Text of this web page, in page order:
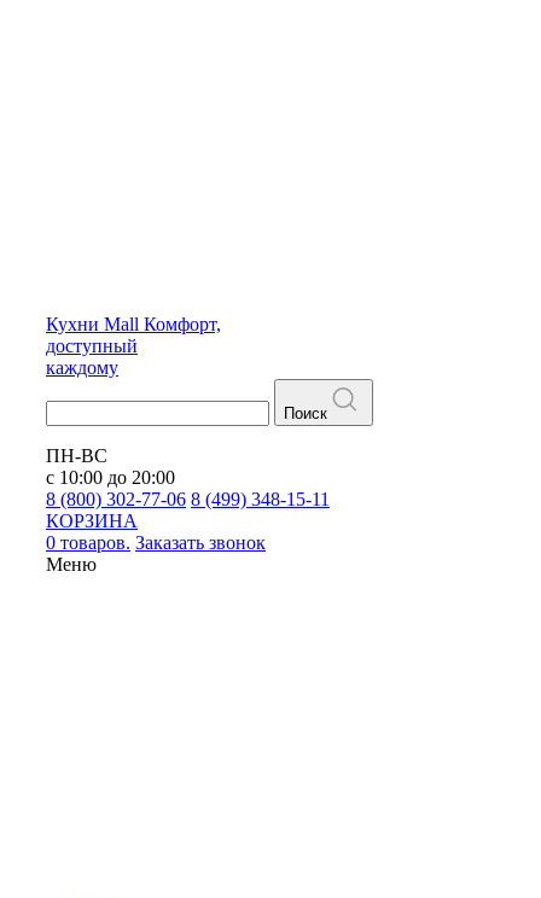
Кухни Mall Комфорт,
доступный
каждому
Поиск
ПН-ВС
с 10:00 до 20:00
8 (800) 302-77-06 8 (499) 348-15-11
КОРЗИНА
0 товаров. Заказать звонок
Меню